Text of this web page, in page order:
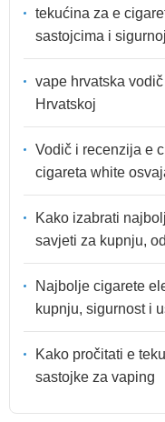
tekućina za e
sastojcima i
vape hrvatska
Hrvatskoj
Vodič i recenzija e
cigareta white
Kako izabrati
savjeti za kupnju,
Najbolje cigarete
kupnju, sigurnost i
Kako pročitati e
sastojke za vaping